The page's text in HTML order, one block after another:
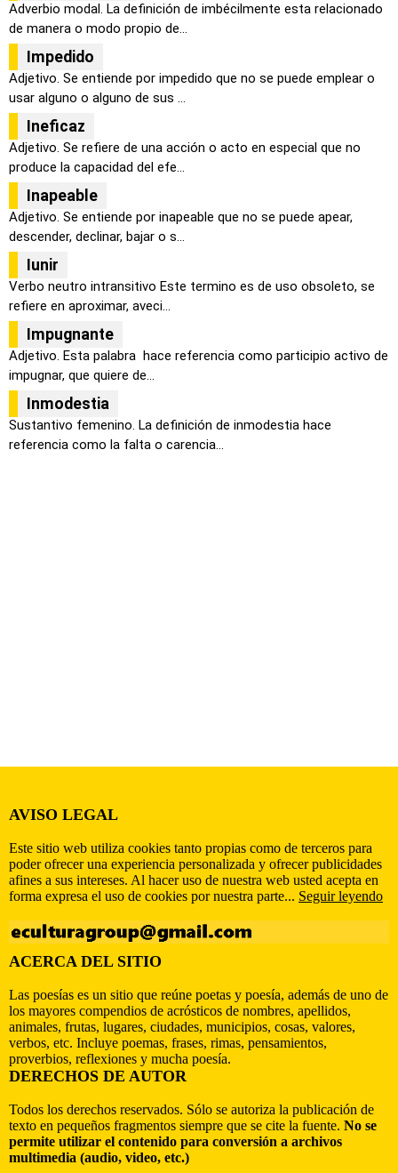
Adverbio modal. La definición de imbécilmente esta relacionado
de manera o modo propio de...
Impedido
Adjetivo. Se entiende por impedido que no se puede emplear o
usar alguno o alguno de sus ...
Ineficaz
Adjetivo. Se refiere de una acción o acto en especial que no
produce la capacidad del efe...
Inapeable
Adjetivo. Se entiende por inapeable que no se puede apear,
descender, declinar, bajar o s...
Iunir
Verbo neutro intransitivo Este termino es de uso obsoleto, se
refiere en aproximar, aveci...
Impugnante
Adjetivo. Esta palabra hace referencia como participio activo de
impugnar, que quiere de...
Inmodestia
Sustantivo femenino. La definición de inmodestia hace
referencia como la falta o carencia...
AVISO LEGAL
Este sitio web utiliza cookies tanto propias como de terceros para
poder ofrecer una experiencia personalizada y ofrecer publicidades
afines a sus intereses. Al hacer uso de nuestra web usted acepta en
forma expresa el uso de cookies por nuestra parte... Seguir leyendo
ACERCA DEL SITIO
Las poesías es un sitio que reúne poetas y poesía, además de uno de
los mayores compendios de acrósticos de nombres, apellidos,
animales, frutas, lugares, ciudades, municipios, cosas, valores,
verbos, etc. Incluye poemas, frases, rimas, pensamientos,
proverbios, reflexiones y mucha poesía.
DERECHOS DE AUTOR
Todos los derechos reservados. Sólo se autoriza la publicación de
texto en pequeños fragmentos siempre que se cite la fuente. No se
permite utilizar el contenido para conversión a archivos
multimedia (audio, video, etc.)